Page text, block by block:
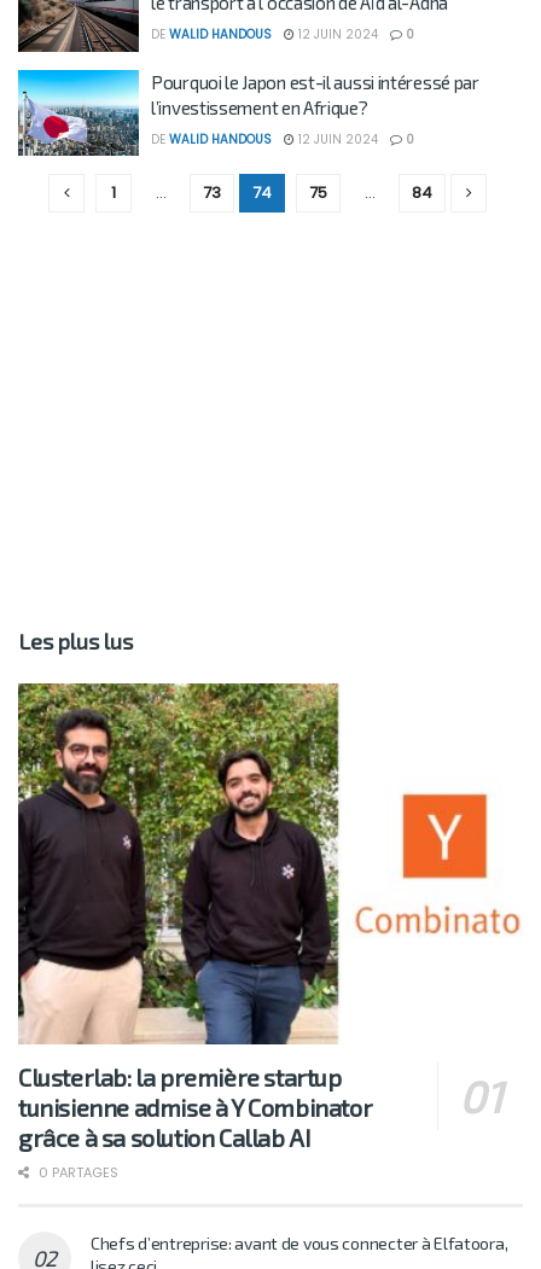
DE WALID HANDOUS 12 JUIN 2024 0
Pourquoi le Japon est-il aussi intéressé par
l’investissement en Afrique?
DE WALID HANDOUS 12 JUIN 2024 0
1 … 73 74 75 … 84
Les plus lus
Clusterlab: la première startup
tunisienne admise à Y Combinator
grâce à sa solution Callab AI
0 PARTAGES
Chefs d’entreprise: avant de vous connecter à Elfatoora,